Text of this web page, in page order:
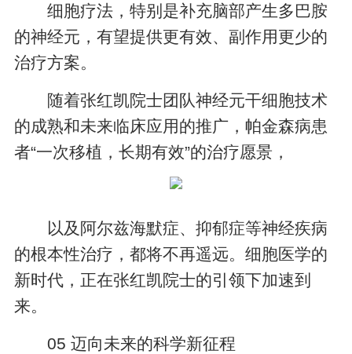
细胞疗法，特别是补充脑部产生多巴胺
的神经元，有望提供更有效、副作用更少的
治疗方案。
随着张红凯院士团队神经元干细胞技术
的成熟和未来临床应用的推广，帕金森病患
者“一次移植，长期有效”的治疗愿景，
以及阿尔兹海默症、抑郁症等神经疾病
的根本性治疗，都将不再遥远。细胞医学的
新时代，正在张红凯院士的引领下加速到
来。
05 迈向未来的科学新征程